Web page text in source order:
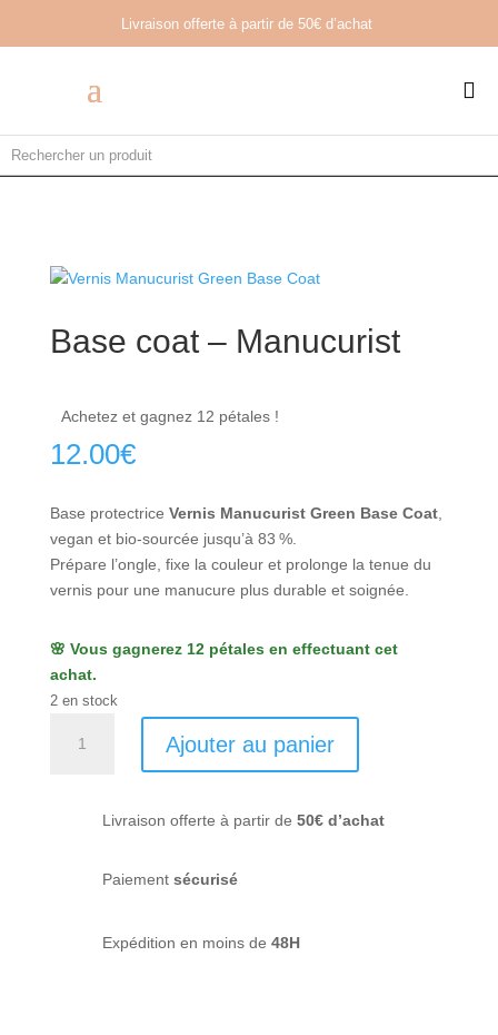
Livraison offerte à partir de 50€ d’achat

Base coat – Manucurist
Achetez et gagnez 12 pétales !
12.00€
Base protectrice Vernis Manucurist Green Base Coat,
vegan et bio‑sourcée jusqu’à 83 %.
Prépare l’ongle, fixe la couleur et prolonge la tenue du
vernis pour une manucure plus durable et soignée.
🌸 Vous gagnerez 12 pétales en effectuant cet
achat.
2 en stock
Ajouter au panier
Livraison offerte à partir de 50€ d’achat
Paiement sécurisé
Expédition en moins de 48H